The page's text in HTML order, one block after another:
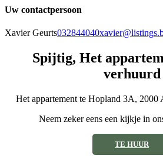
Uw contactpersoon
Xavier Geurts032844040
Spijtig, Het
verhuurd
Het appartement te Hopland 3A, 2000
Neem zeker eens een kijkje in
TE HUUR